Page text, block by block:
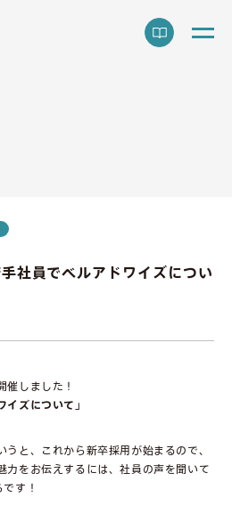
社員でベルアドワイズについ
催しました！
イズについて」
うと、これから新卒採用が始まるので、
力をお伝えするには、社員の声を聞いて
す！